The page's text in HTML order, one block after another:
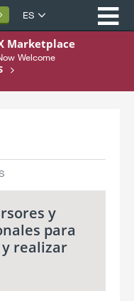
Idioma
del
sitio
Home
Soporte
Regístrese Aquí
Marketplace
Welcome
y
para
realizar